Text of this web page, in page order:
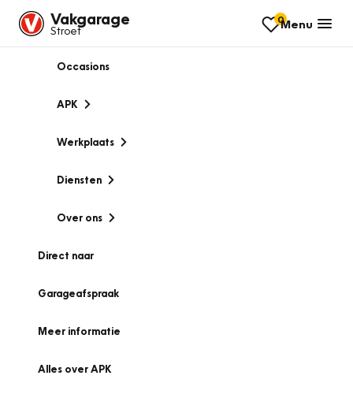
Vakgarage
Stroet
0Menu
Occasions
APK
Werkplaats
Diensten
Over ons
Direct naar
Garageafspraak
Meer informatie
Alles over APK